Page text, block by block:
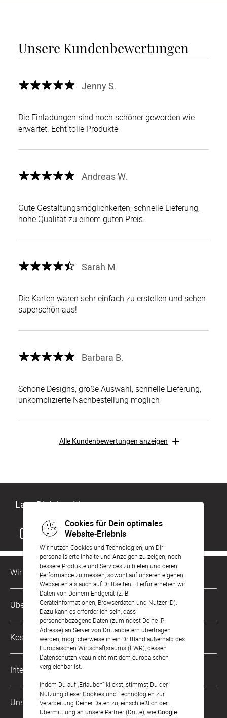
Cookies für Dein optimales
Website-Erlebnis
Wir nutzen Cookies und Technologien, um Dir
personalisierte Inhalte und Anzeigen zu zeigen, noch
bessere Produkte und Services zu bieten und deren
Performance zu messen, sowohl auf unseren eigenen
Webseiten als auch auf Drittseiten. Hierfür erheben wir
Daten von Deinem Endgerät (z. B.
Geräteinformationen, Browserdaten und Nutzer-ID).
Dazu kann es erforderlich sein, dass
personenbezogene Daten (zumindest Deine IP-
Adresse) an Server von Drittanbietern übertragen
werden, möglicherweise in ein Drittland außerhalb des
Europäischen Wirtschaftsraums (EWR), dessen
Datenschutzniveau nicht mit dem europäischen
vergleichbar ist.
Indem Du auf „Erlauben“ klickst, stimmst Du der
Nutzung dieser Cookies und Technologien zur
Verarbeitung Deiner Daten zu, einschließlich der
Übermittlung an unsere Partner (Dritte), wieGoogle
Unsere Kundenbewertungen
Jenny S.
Die Einladungen sind noch schöner geworden wie
erwartet. Echt tolle Produkte
Andreas W.
Gute Gestaltungsmöglichkeiten; schnelle Lieferung,
hohe Qualität zu einem guten Preis.
Sarah M.
Die Karten waren sehr einfach zu erstellen und sehen
superschön aus!
Barbara B.
Schöne Designs, große Auswahl, schnelle Lieferung,
unkomplizierte Nachbestellung möglich
Alle Kundenbewertungen anzeigen
Lass Dich inspirieren
Wir sind für Dich da
Kundenservice-Hotline
0221 956 725 10
Mo. - Fr. von 9 bis 17 Uhr
kontakt@sendmoments.de
Über Uns
Philosophie
Karriere
Impressum
AGB & Widerrufsrecht
Zahlung & Versand
Kostenlose Services
Musterkarten
Digitale Fotoalben
Digitale Gästelisten
International
Österreich
Schweiz
Unsere Zahlungsarten